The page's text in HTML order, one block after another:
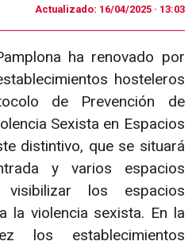
Actualizado: 16/04/2025 · 13:03
ha renovado por
hosteleros
de Prevención de
Sexista en Espacios
distintivo, que se situará
y varios espacios
visibilizar los espacios
la violencia sexista. En la
los establecimientos